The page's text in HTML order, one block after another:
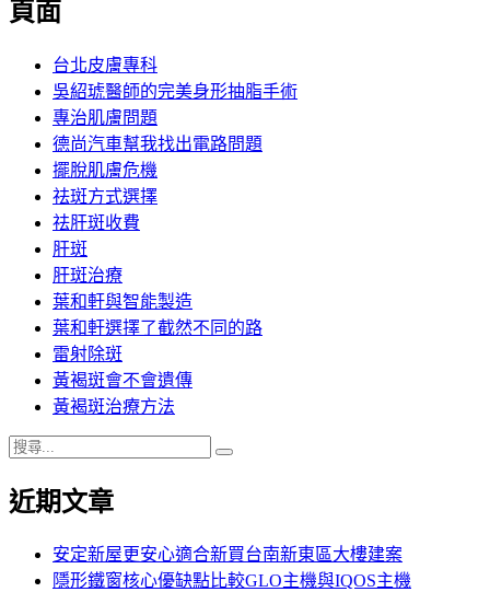
頁面
台北皮膚專科
吳紹琥醫師的完美身形抽脂手術
專治肌膚問題
德尚汽車幫我找出電路問題
擺脫肌膚危機
祛斑方式選擇
祛肝斑收費
肝斑
肝斑治療
葉和軒與智能製造
葉和軒選擇了截然不同的路
雷射除斑
黃褐斑會不會遺傳
黃褐斑治療方法
搜
關
近期文章
安定新屋更安心適合新買台南新東區大樓建案
隱形鐵窗核心優缺點比較GLO主機與IQOS主機